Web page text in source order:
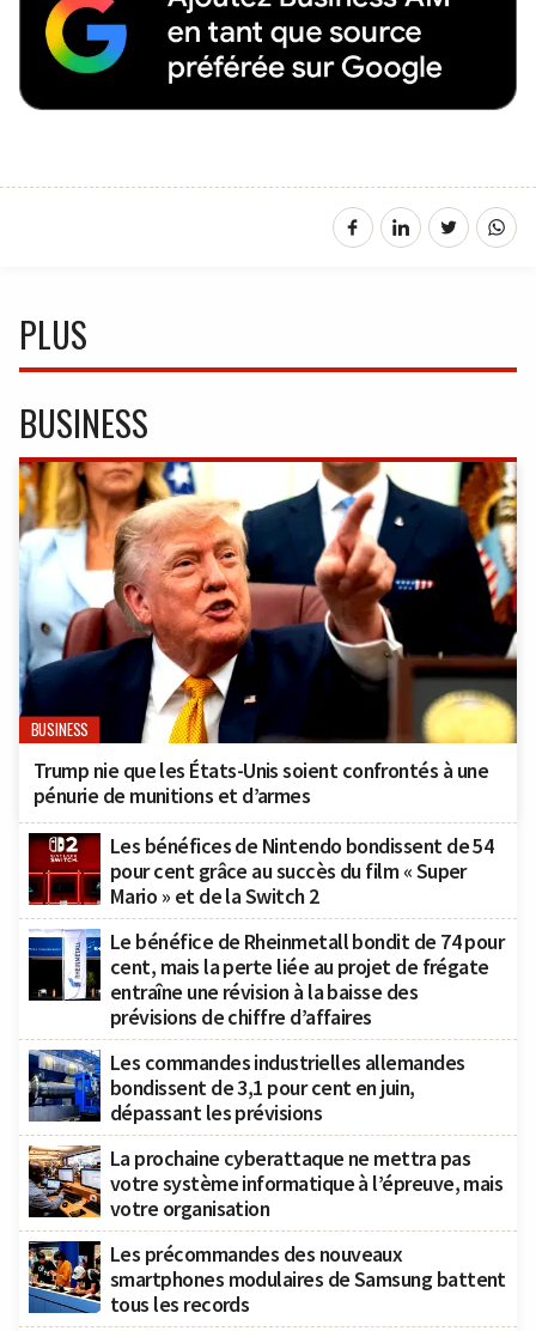
PLUS
BUSINESS
BUSINESS
Trump nie que les États-Unis soient confrontés à une
pénurie de munitions et d’armes
Les bénéfices de Nintendo bondissent de 54
pour cent grâce au succès du film « Super
Mario » et de la Switch 2
Le bénéfice de Rheinmetall bondit de 74 pour
cent, mais la perte liée au projet de frégate
entraîne une révision à la baisse des
prévisions de chiffre d’affaires
Les commandes industrielles allemandes
bondissent de 3,1 pour cent en juin,
dépassant les prévisions
La prochaine cyberattaque ne mettra pas
votre système informatique à l’épreuve, mais
votre organisation
Les précommandes des nouveaux
smartphones modulaires de Samsung battent
tous les records